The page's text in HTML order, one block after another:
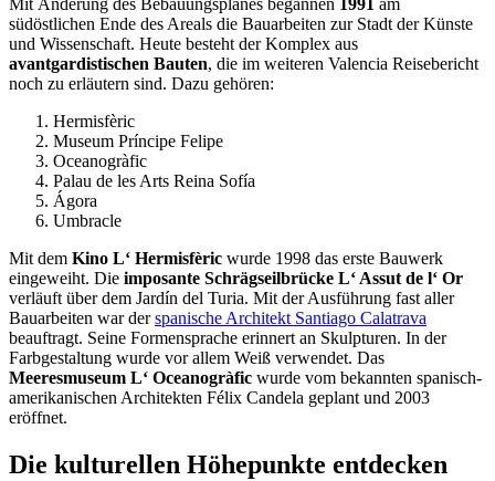
Mit Änderung des Bebauungsplanes begannen 1991 am
südöstlichen Ende des Areals die Bauarbeiten zur Stadt der Künste
und Wissenschaft. Heute besteht der Komplex aus
avantgardistischen Bauten, die im weiteren Valencia Reisebericht
noch zu erläutern sind. Dazu gehören:
Hermisfèric
Museum Príncipe Felipe
Oceanogràfic
Palau de les Arts Reina Sofía
Ágora
Umbracle
Mit dem Kino L‘ Hermisfèric wurde 1998 das erste Bauwerk
eingeweiht. Die imposante Schrägseilbrücke L‘ Assut de l‘ Or
verläuft über dem Jardín del Turia. Mit der Ausführung fast aller
Bauarbeiten war derspanische Architekt Santiago Calatrava
beauftragt. Seine Formensprache erinnert an Skulpturen. In der
Farbgestaltung wurde vor allem Weiß verwendet. Das
Meeresmuseum L‘ Oceanogràfic wurde vom bekannten spanisch-
amerikanischen Architekten Félix Candela geplant und 2003
eröffnet.
Die kulturellen Höhepunkte entdecken